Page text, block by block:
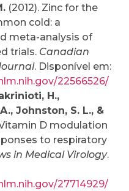
(2012). Zinc for the
cold: a
meta-analysis of
trials. Canadian
. Disponível em:
22566526/
H.,
Johnston, S. L., &
Vitamin D modulation
to respiratory
in Medical Virology.
27714929/